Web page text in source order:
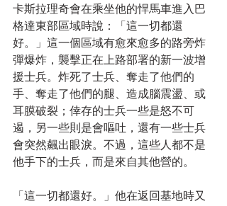
卡斯拉理奇會在乘坐他的悍馬車進入巴
格達東部區域時說：「這一切都還
好。」這一個區域有愈來愈多的路旁炸
彈爆炸，襲擊正在上路部署的新一波增
援士兵。炸死了士兵、奪走了他們的
手、奪走了他們的腿、造成腦震盪、或
耳膜破裂；倖存的士兵一些是怒不可
遏，另一些則是會嘔吐，還有一些士兵
會突然飆出眼淚。不過，這些人都不是
他手下的士兵，而是來自其他營的。
「這一切都還好。」他在返回基地時又